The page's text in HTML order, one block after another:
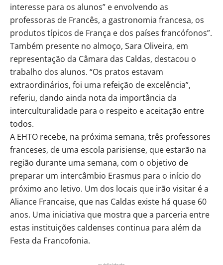
interesse para os alunos” e envolvendo as
professoras de Francês, a gastronomia francesa, os
produtos típicos de França e dos países francófonos”.
Também presente no almoço, Sara Oliveira, em
representação da Câmara das Caldas, destacou o
trabalho dos alunos. “Os pratos estavam
extraordinários, foi uma refeição de excelência”,
referiu, dando ainda nota da importância da
interculturalidade para o respeito e aceitação entre
todos.
A EHTO recebe, na próxima semana, três professores
franceses, de uma escola parisiense, que estarão na
região durante uma semana, com o objetivo de
preparar um intercâmbio Erasmus para o início do
próximo ano letivo. Um dos locais que irão visitar é a
Aliance Francaise, que nas Caldas existe há quase 60
anos. Uma iniciativa que mostra que a parceria entre
estas instituições caldenses continua para além da
Festa da Francofonia.